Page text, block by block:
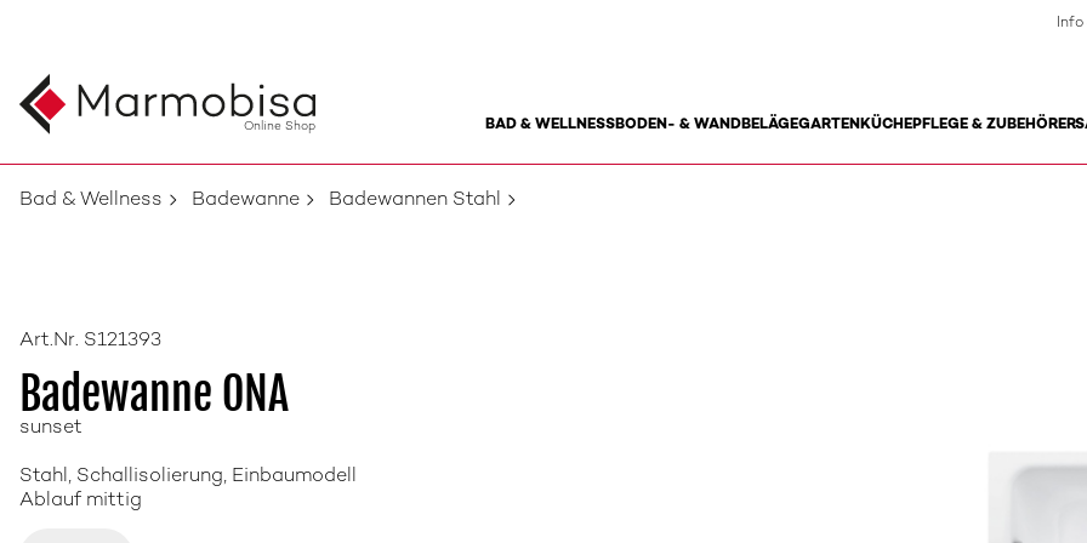
Online Shop BAD & WELLNESSBODEN- & WANDBELÄGEGARTENKÜCHEPFLEGE & ZUBEHÖR
Info
Bad & Wellness Badewanne Badewannen Stahl
Art.Nr. S121393
Badewanne ONA
sunset
Stahl, Schallisolierung, Einbaumodell
Ablauf mittig